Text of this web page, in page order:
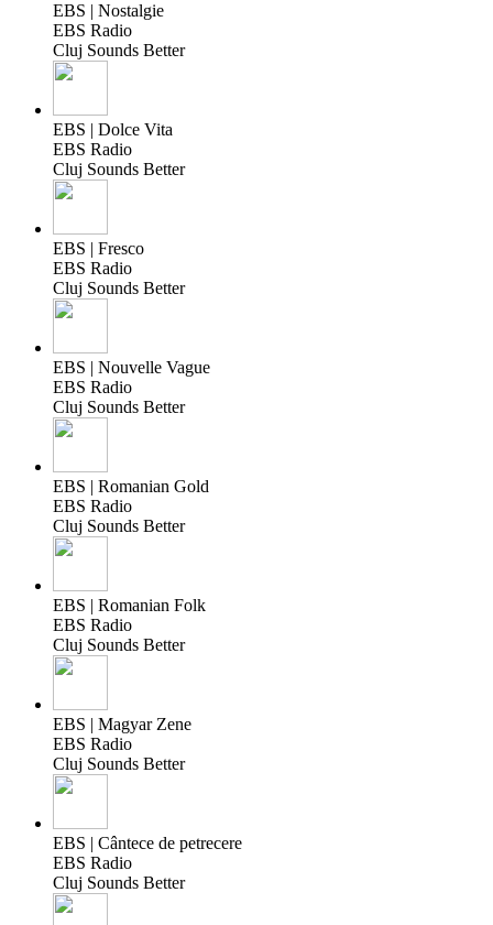
EBS | Nostalgie
EBS Radio
Cluj Sounds Better
EBS | Dolce Vita
EBS Radio
Cluj Sounds Better
EBS | Fresco
EBS Radio
Cluj Sounds Better
EBS | Nouvelle Vague
EBS Radio
Cluj Sounds Better
EBS | Romanian Gold
EBS Radio
Cluj Sounds Better
EBS | Romanian Folk
EBS Radio
Cluj Sounds Better
EBS | Magyar Zene
EBS Radio
Cluj Sounds Better
EBS | Cântece de petrecere
EBS Radio
Cluj Sounds Better